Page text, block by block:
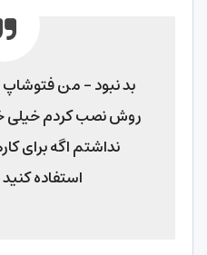
بد نبود – من
روش نصب کردم خیلی
نداشتم اگه برای
استفاده